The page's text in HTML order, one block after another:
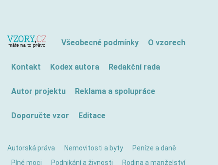
Všeobecné podmínky O vzorech
Kontakt Kodex autora Redakční rada
Autor projektu Reklama a spolupráce
Doporučte vzor Editace
Autorská práva Nemovitosti a byty
Peníze a daně
Plné moci
Podnikání a živnosti Rodina a manželství